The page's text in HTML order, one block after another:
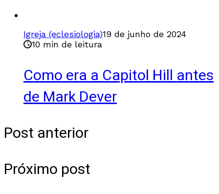
Igreja (eclesiologia)19 de junho de 2024
10 min de leitura
Como era a Capitol Hill antes
de Mark Dever
Post anterior
Próximo post